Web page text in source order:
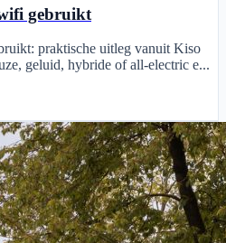
gebruikt
praktische uitleg vanuit Kiso
geluid, hybride of all-electric e...